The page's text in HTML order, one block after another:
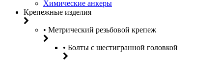
Химические анкеры
Крепежные изделия
• Метрический резьбовой крепеж
• Болты с шестигранной головкой